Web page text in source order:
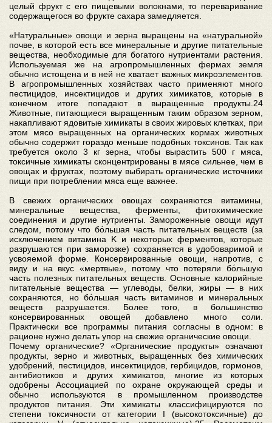
целый фрукт с его пищевыми волокнами, то переваривание
содержащегося во фрукте сахара замедляется.
«Натуральные» овощи и зерна выращены на «натуральной»
почве, в которой есть все минеральные и другие питательные
вещества, необходимые для богатого нутриентами растения.
Используемая же на агропромышленных фермах земля
обычно истощена и в ней не хватает важных микроэлементов.
В агропромышленных хозяйствах часто применяют много
пестицидов, инсектицидов и других химикатов, которые в
конечном итоге попадают в выращенные продукты.24
Животные, питающиеся выращенным таким образом зерном,
накапливают ядовитые химикаты в своих жировых клетках, при
этом мясо выращенных на органических кормах животных
обычно содержит гораздо меньше подобных токсинов. Так как
требуется около 3 кг зерна, чтобы вырастить 500 г мяса,
токсичные химикаты сконцентрированы в мясе сильнее, чем в
овощах и фруктах, поэтому выбирать органические источники
пищи при потреблении мяса еще важнее.
В свежих органических овощах сохраняются витамины,
минеральные вещества, ферменты, фитохимические
соединения и другие нутриенты. Замороженные овощи идут
следом, потому что бо́льшая часть питательных веществ (за
исключением витамина K и некоторых ферментов, которые
разрушаются при заморозке) сохраняется в удобоваримой и
усвояемой форме. Консервированные овощи, напротив, с
виду и на вкус «мертвые», потому что потеряли бо́льшую
часть полезных питательных веществ. Основные калорийные
питательные вещества — углеводы, белки, жиры — в них
сохраняются, но бо́льшая часть витаминов и минеральных
веществ разрушается. Более того, в большинство
консервированных овощей добавлено много соли.
Практически все программы питания согласны в одном: в
рационе нужно делать упор на свежие органические овощи.
Почему органические? «Органические продукты» означают
продукты, зерно и животных, выращенных без химических
удобрений, пестицидов, инсектицидов, гербицидов, гормонов,
антибиотиков и других химикатов, многие из которых
одобрены Ассоциацией по охране окружающей среды и
обычно используются в промышленном производстве
продуктов питания. Эти химикаты классифицируются по
степени токсичности от категории I (высокотоксичные) до